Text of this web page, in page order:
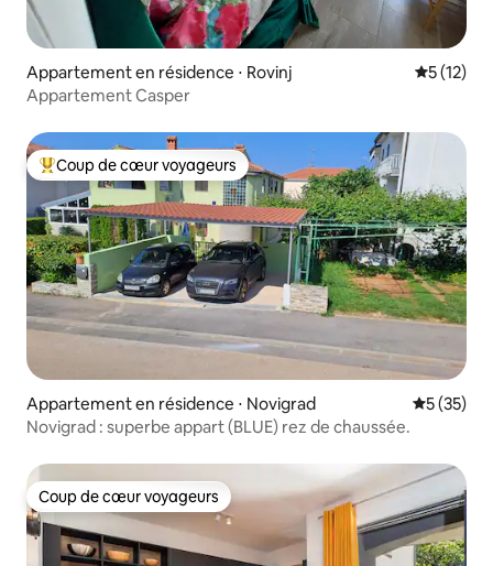
Appartement en résidence ⋅ Rovinj
5 (12)
Appartement Casper
Coups de cœur voyageurs les plus appréciés
Coup de cœur voyageurs
Appartement en résidence ⋅ Novigrad
5 (35)
Novigrad : superbe appart (BLUE) rez de chaussée.
Coup de cœur voyageurs
Coup de cœur voyageurs